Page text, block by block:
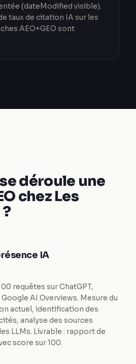
(dateModified visible).
taux de citation IA sur les
AEO+GEO sont
déroule une
chez Les
IA
requêtes sur ChatGPT,
AI Overviews. Mesure du
actuel, identification des
analyse des sources
LLMs. Livrable : rapport de
score sur 100.